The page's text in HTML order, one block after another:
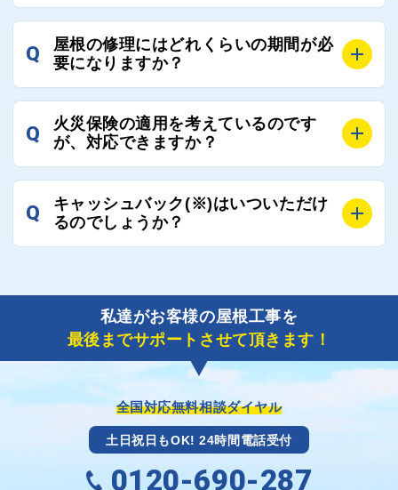
れる必要はございませんので、いつでもお気軽にご相
談ください。
工事業者にもよりますが、おおよそ現地調査後3日～1
週間前後にはお届けできます。
ご連絡いただき、屋根コネクトから直ちに紹介の工事
業者へ状況確認の連絡をし、即時対応するよう指示を
いたしますので、お気軽にお申し付けください。
Q
屋根の修理にはどれくらいの期間が必
要になりますか？
工事業者の状況や屋根の状態、工事の内容、天候によ
って工事期間は変わりますが、目安としては、おおよ
また、急ぎの場合などは屋根コネクトとしても全面的
にご協力いたしますので、ご相談ください。可能な限
り期間を短縮できる状況の工事業者を選定させていた
だきます。
Q
火災保険の適用を考えているのです
が、対応できますか？
風災補償を適用される場合は、専門家による視察と必
Q
キャッシュバック(※)はいついただけ
るのでしょうか？
了しましたら、キャッシュバック(※)申込みフォーム
に各項目を入力いただいた上で送信してください。
その内容を屋根コネクトが確認できた日時から翌月末
までには送付手配させていただきます。
※キャッシュバックの金額は契約金額によって異なり
ます。
私達がお客様の屋根工事を
最後までサポートさせて頂きます！
全国対応無料相談ダイヤル
土日祝日もOK! 24時間電話受付
0120-690-287